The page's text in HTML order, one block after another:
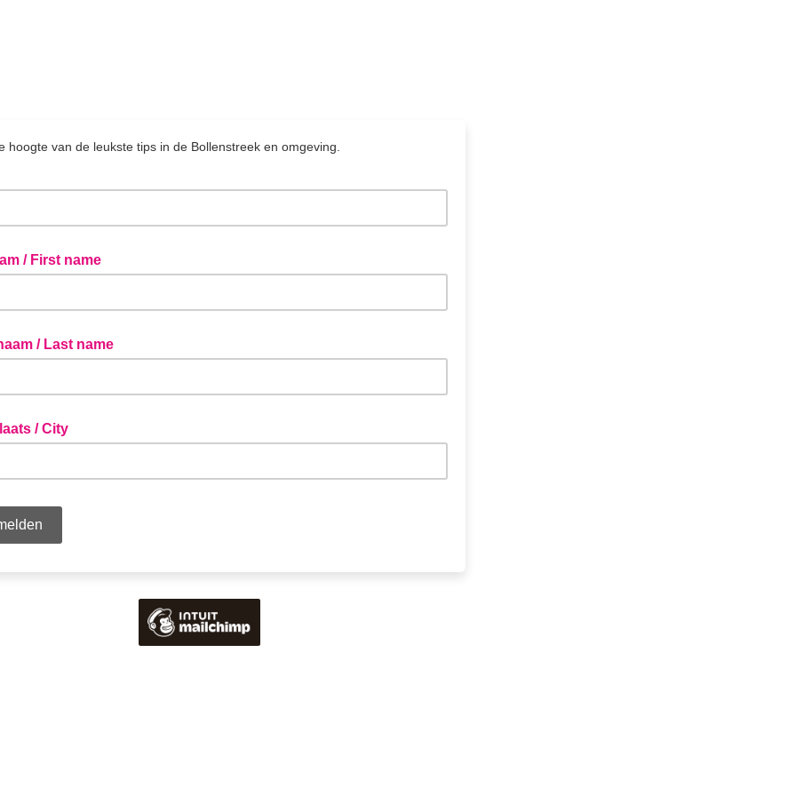
hoogte van de leukste tips in de Bollenstreek en omgeving.
/ First name
/ Last name
/ City